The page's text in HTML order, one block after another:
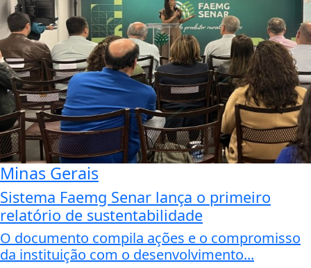
Minas Gerais
Sistema Faemg Senar lança o primeiro
relatório de sustentabilidade
O documento compila ações e o compromisso
da instituição com o desenvolvimento...